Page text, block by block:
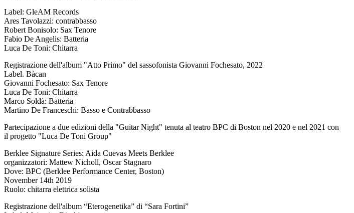
Label: GleAM Records
Ares Tavolazzi: contrabbasso
Robert Bonisolo: Sax Tenore
Fabio De Angelis: Batteria
Luca De Toni: Chitarra
Registrazione dell'album "Atto Primo" del sassofonista Giovanni Fochesato, 2022
Label. Bàcan
Giovanni Fochesato: Sax Tenore
Luca De Toni: Chitarra
Marco Soldà: Batteria
Martino De Franceschi: Basso e Contrabbasso
Partecipazione a due edizioni della "Guitar Night" tenuta al teatro BPC di Boston nel 2020 e nel 2021 con
il progetto "Luca De Toni Group"
Berklee Signature Series: Aida Cuevas Meets Berklee
organizzatori: Mattew Nicholl, Oscar Stagnaro
Dove: BPC (Berklee Performance Center, Boston)
November 14th 2019
Ruolo: chitarra elettrica solista
Registrazione dell'album “Eterogenetika” di “Sara Fortini”